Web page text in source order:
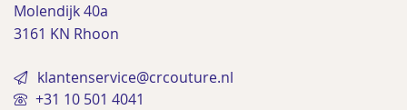
Molendijk 40a
3161 KN Rhoon
klantenservice@crcouture.nl
+31 10 501 4041